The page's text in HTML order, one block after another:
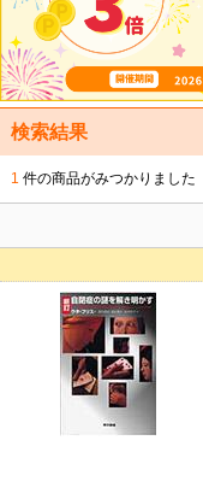
検索結果
1 件の商品がみつかりました